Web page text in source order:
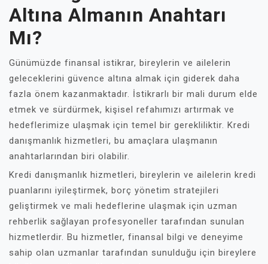
Altına Almanın Anahtarı
Mı?
Günümüzde finansal istikrar, bireylerin ve ailelerin
geleceklerini güvence altına almak için giderek daha
fazla önem kazanmaktadır. İstikrarlı bir mali durum elde
etmek ve sürdürmek, kişisel refahımızı artırmak ve
hedeflerimize ulaşmak için temel bir gerekliliktir. Kredi
danışmanlık hizmetleri, bu amaçlara ulaşmanın
anahtarlarından biri olabilir.
Kredi danışmanlık hizmetleri, bireylerin ve ailelerin kredi
puanlarını iyileştirmek, borç yönetim stratejileri
geliştirmek ve mali hedeflerine ulaşmak için uzman
rehberlik sağlayan profesyoneller tarafından sunulan
hizmetlerdir. Bu hizmetler, finansal bilgi ve deneyime
sahip olan uzmanlar tarafından sunulduğu için bireylere